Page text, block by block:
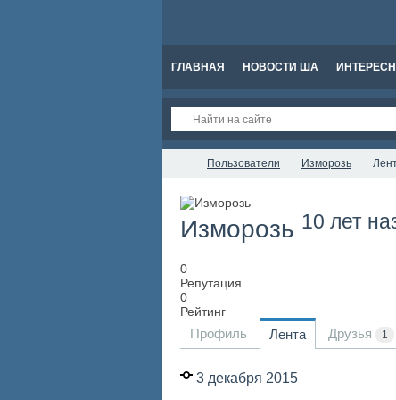
ГЛАВНАЯ НОВОСТИ ША
Пользователи Изморозь
Изморозь 10 лет
0
Репутация
0
Рейтинг
Профиль Лента Друзья 1
3 декабря 2015